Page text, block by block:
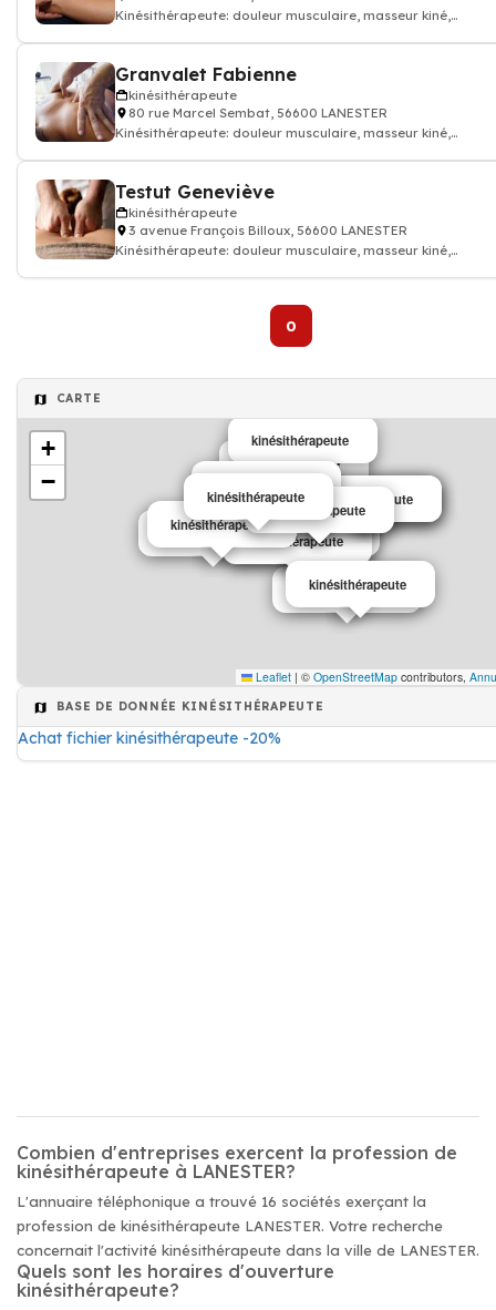
Kinésithérapeute: douleur musculaire, masseur kiné,
Granvalet Fabienne
kinésithérapeute
80 rue Marcel Sembat, 56600 LANESTER
Kinésithérapeute: douleur musculaire, masseur kiné,
Testut Geneviève
kinésithérapeute
3 avenue François Billoux, 56600 LANESTER
Kinésithérapeute: douleur musculaire, masseur kiné,
0
CARTE
kinésithérapeute
kinésithérapeute
kinésithérapeute
kinésithérapeutekinésithérapeute
kinésithérapeute
kinésithérapeute
kinésithérapeute
kinésithérapeute
kinésithérapeute
kinésithérapeute
kinésithérapeute
kinésithérapeute
kinésithérapeute
kinésithérapeute
+
−
Leaflet | © OpenStreetMap contributors,
BASE DE DONNÉE KINÉSITHÉRAPEUTE
Achat fichier kinésithérapeute -20%
Combien d'entreprises exercent la profession de
kinésithérapeute à LANESTER?
L'annuaire téléphonique a trouvé 16 sociétés exerçant la
profession de kinésithérapeute LANESTER. Votre recherche
concernait l'activité kinésithérapeute dans la ville de LANESTER.
Quels sont les horaires d'ouverture
kinésithérapeute?